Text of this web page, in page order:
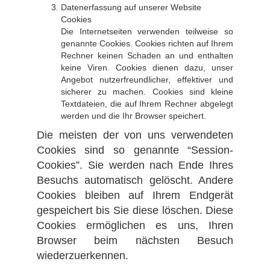
Datenerfassung auf unserer Website
Cookies
Die Internetseiten verwenden teilweise so
genannte Cookies. Cookies richten auf Ihrem
Rechner keinen Schaden an und enthalten
keine Viren. Cookies dienen dazu, unser
Angebot nutzerfreundlicher, effektiver und
sicherer zu machen. Cookies sind kleine
Textdateien, die auf Ihrem Rechner abgelegt
werden und die Ihr Browser speichert.
Die meisten der von uns verwendeten
Cookies sind so genannte “Session-
Cookies”. Sie werden nach Ende Ihres
Besuchs automatisch gelöscht. Andere
Cookies bleiben auf Ihrem Endgerät
gespeichert bis Sie diese löschen. Diese
Cookies ermöglichen es uns, Ihren
Browser beim nächsten Besuch
wiederzuerkennen.